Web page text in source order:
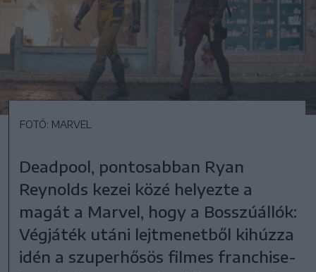
FOTÓ: MARVEL
Deadpool, pontosabban Ryan
Reynolds kezei közé helyezte a
magát a Marvel, hogy a Bosszúállók:
Végjáték utáni lejtmenetből kihúzza
idén a szuperhősös filmes franchise-